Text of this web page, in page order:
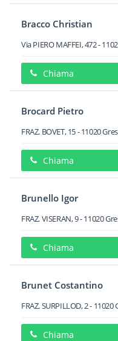
Bracco Christian
Via PIERO MAFFEI, 472-
Chiama
Brocard Pietro
FRAZ. BOVET, 15-11020
Chiama
Brunello Igor
FRAZ. VISERAN, 9-11020
Chiama
Brunet Costantino
FRAZ. SURPILLOD, 2- 11020
Chiama